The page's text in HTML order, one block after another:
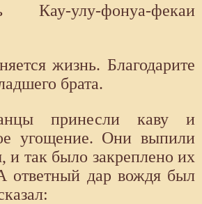
улу-фонуа-фекаи
жизнь. Благодарите
брата.
принесли каву и
угощение. Они выпили
и так было закреплено их
ответный дар вождя был